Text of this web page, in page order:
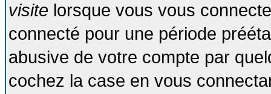
visite lorsque vous vous
connecté pour une période
abusive de votre compte par
cochez la case en vous